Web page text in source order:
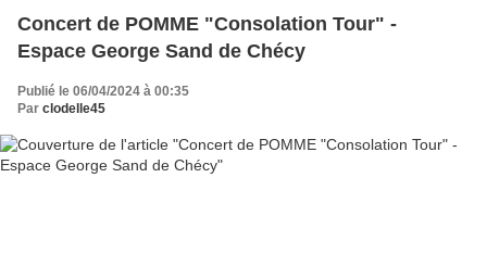
Concert de POMME "Consolation Tour" -
Espace George Sand de Chécy
Publié le 06/04/2024 à 00:35
Par clodelle45